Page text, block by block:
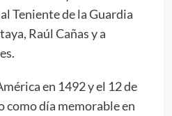
Teniente de la Guardia
Raúl Cañas y a
en 1492 y el 12 de
como día memorable en